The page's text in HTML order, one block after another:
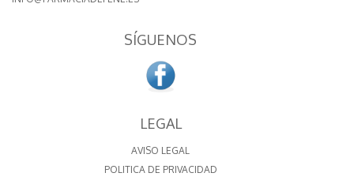
SÍGUENOS
LEGAL
AVISO LEGAL
POLITICA DE PRIVACIDAD